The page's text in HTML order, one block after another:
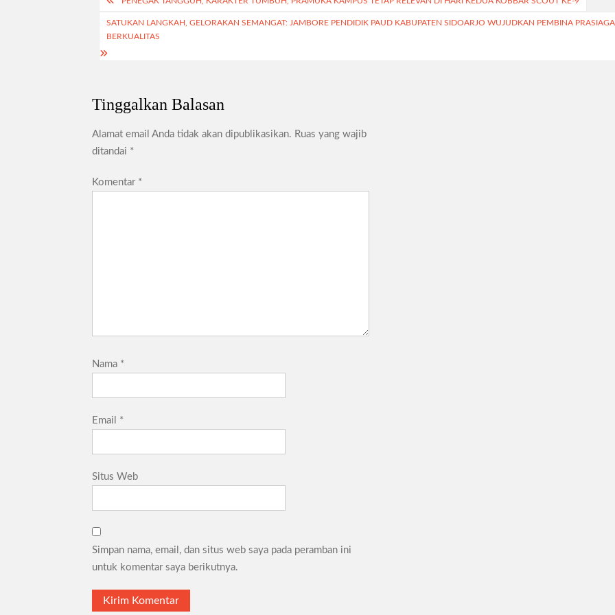
r
e
pos
SATUKAN LANGKAH, GELORAKAN SEMANGAT: JAMBORE PENDIDIK PAUD KABUPATEN SIDOARJO WUJUDKAN PEMBINA PRASIAGA
BERKUALITAS
Tinggalkan Balasan
Alamat email Anda tidak akan dipublikasikan. Ruas yang wajib
ditandai *
Komentar *
Nama *
Email *
Situs Web
Simpan nama, email, dan situs web saya pada peramban ini
untuk komentar saya berikutnya.